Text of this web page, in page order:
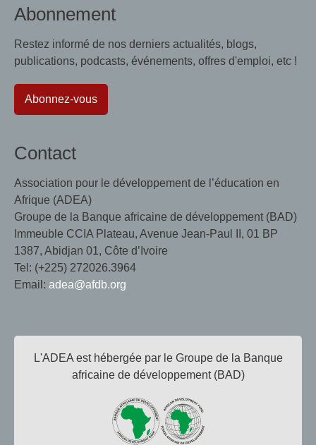
Abonnement
Restez informé de nos derniers actualités, blogs,
publications, podcasts, événements, offres d'emploi, etc !
Abonnez-vous
Contact
Association pour le développement de l’éducation en
Afrique (ADEA)
Groupe de la Banque africaine de développement (BAD)
Immeuble CCIA Plateau, Avenue Jean-Paul II, 01 BP
1387, Abidjan 01, Côte d’Ivoire
Tel: (+225) 272026.3964
Email: adea@afdb.org
L'ADEA est hébergée par le Groupe de la Banque
africaine de développement (BAD)